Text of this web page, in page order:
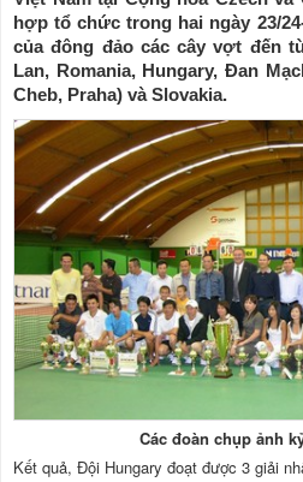
hợp tổ chức trong hai ngày 23/
của đông đảo các cây vợt đến
Lan, Romania, Hungary, Đan
Cheb, Praha) và Slovakia.
Các đoàn chụp ảnh
Kết quả, Đội Hungary đoạt được 3 giải